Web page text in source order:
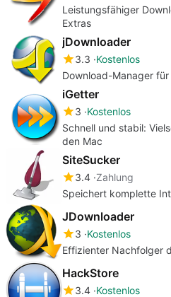
Leistungsfähiger
Extras
jDownloader
3.3 Kostenlos
Download-Manager
iGetter
3 Kostenlos
Schnell und stabil:
den Mac
SiteSucker
3.4 Zahlung
Speichert komplette
JDownloader
3 Kostenlos
Effizienter Nachfolger
HackStore
3.4 Kostenlos